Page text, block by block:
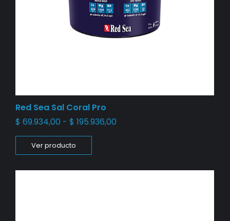
Red Sea Sal Coral Pro
$ 69.934,00 - $ 195.936,00
Ver producto